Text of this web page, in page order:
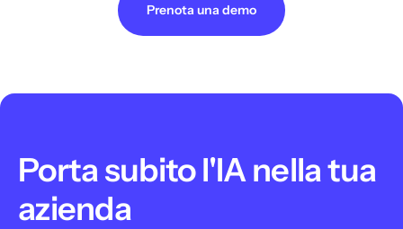
Prenota una demo
Porta subito l'IA nella tua
azienda